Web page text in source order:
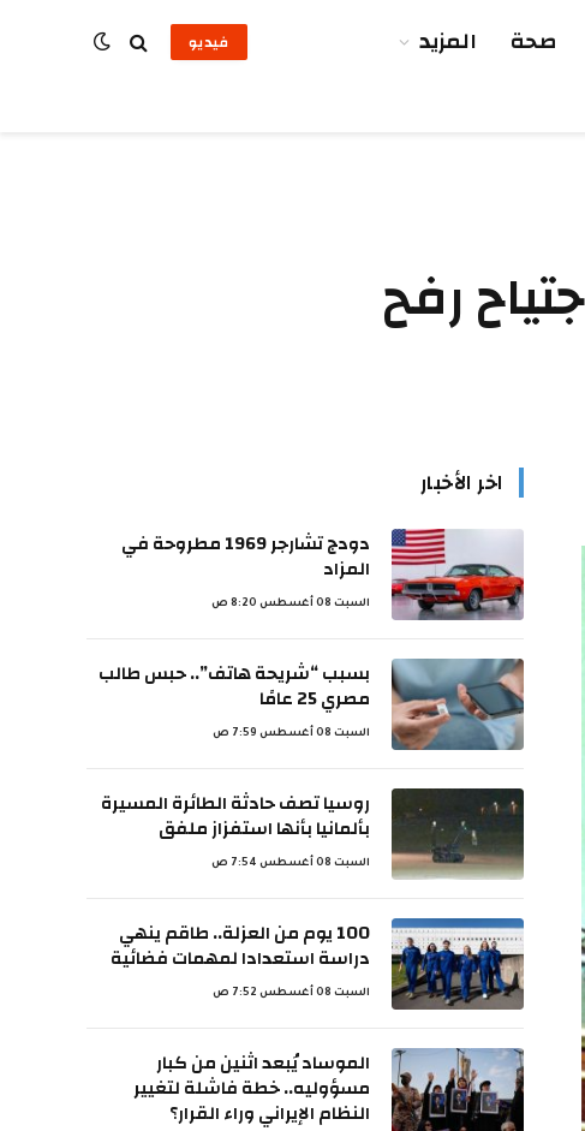
صحة المزيد فيديو
رفح
اخر الأخبار
دودج تشارجر 1969 مطروحة في
المزاد
السبت 08 أغسطس 8:20 ص
بسبب “شريحة هاتف”.. حبس طالب
مصري 25 عامًا
السبت 08 أغسطس 7:59 ص
روسيا تصف حادثة الطائرة المسيرة
بألمانيا بأنها استفزاز ملفق
السبت 08 أغسطس 7:54 ص
100 يوم من العزلة.. طاقم ينهي
دراسة استعدادا لمهمات فضائية
السبت 08 أغسطس 7:52 ص
الموساد يُبعد اثنين من كبار
مسؤوليه.. خطة فاشلة لتغيير
النظام الإيراني وراء القرار؟